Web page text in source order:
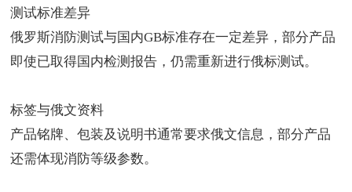
测试标准差异
俄罗斯消防测试与国内GB标准存在一定差异，部分产品
即使已取得国内检测报告，仍需重新进行俄标测试。
标签与俄文资料
产品铭牌、包装及说明书通常要求俄文信息，部分产品
还需体现消防等级参数。